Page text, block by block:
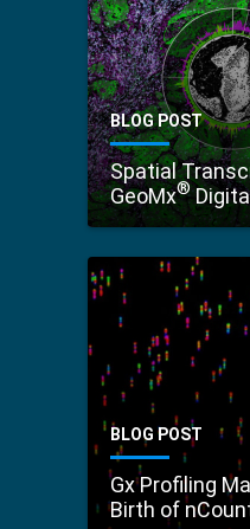
BLOG POST
Spatial
GeoMx®
BLOG POST
Gx Profiling
Birth of